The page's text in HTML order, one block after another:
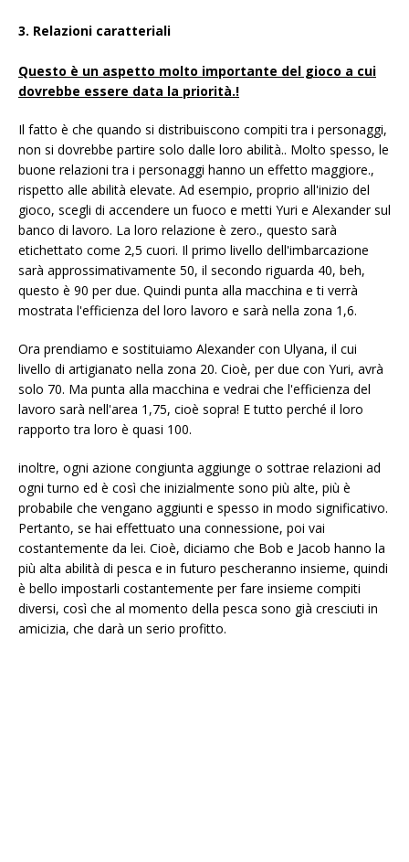
3. Relazioni caratteriali
Questo è un aspetto molto importante del gioco a cui
dovrebbe essere data la priorità.!
Il fatto è che quando si distribuiscono compiti tra i personaggi,
non si dovrebbe partire solo dalle loro abilità.. Molto spesso, le
buone relazioni tra i personaggi hanno un effetto maggiore.,
rispetto alle abilità elevate. Ad esempio, proprio all'inizio del
gioco, scegli di accendere un fuoco e metti Yuri e Alexander sul
banco di lavoro. La loro relazione è zero., questo sarà
etichettato come 2,5 cuori. Il primo livello dell'imbarcazione
sarà approssimativamente 50, il secondo riguarda 40, beh,
questo è 90 per due. Quindi punta alla macchina e ti verrà
mostrata l'efficienza del loro lavoro e sarà nella zona 1,6.
Ora prendiamo e sostituiamo Alexander con Ulyana, il cui
livello di artigianato nella zona 20. Cioè, per due con Yuri, avrà
solo 70. Ma punta alla macchina e vedrai che l'efficienza del
lavoro sarà nell'area 1,75, cioè sopra! E tutto perché il loro
rapporto tra loro è quasi 100.
inoltre, ogni azione congiunta aggiunge o sottrae relazioni ad
ogni turno ed è così che inizialmente sono più alte, più è
probabile che vengano aggiunti e spesso in modo significativo.
Pertanto, se hai effettuato una connessione, poi vai
costantemente da lei. Cioè, diciamo che Bob e Jacob hanno la
più alta abilità di pesca e in futuro pescheranno insieme, quindi
è bello impostarli costantemente per fare insieme compiti
diversi, così che al momento della pesca sono già cresciuti in
amicizia, che darà un serio profitto.